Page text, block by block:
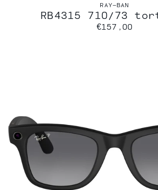
RAY-BAN
RB4315 710/73
€157,00